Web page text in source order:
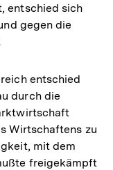
entschied sich
gegen die
entschied
durch die
Wirtschaftens zu
mit dem
freigekämpft